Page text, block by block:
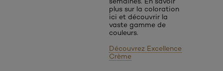
plus sur la coloration
ici et découvrir la
vaste gamme de
couleurs.
Découvrez Excellence
Crème